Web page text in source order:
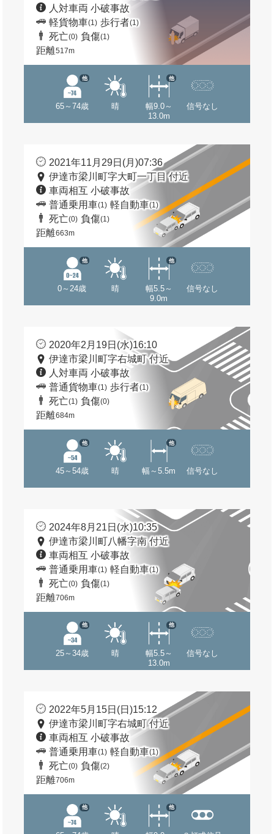
人対車両 小破事故
軽貨物車(1) 歩行者(1)
死亡(0) 負傷(1)
距離517m
65～74歳
他
晴
幅9.0～
13.0m
他
信号なし
2021年11月29日(月)07:36
伊達市梁川町字大町一丁目 付近
車両相互 小破事故
普通乗用車(1) 軽自動車(1)
死亡(0) 負傷(1)
距離663m
0～24歳
他
晴
幅5.5～
9.0m
他
信号なし
2020年2月19日(水)16:10
伊達市梁川町字右城町 付近
人対車両 小破事故
普通貨物車(1) 歩行者(1)
死亡(1) 負傷(0)
距離684m
45～54歳
他
晴 幅～5.5m
他
信号なし
2024年8月21日(水)10:35
伊達市梁川町八幡字南 付近
車両相互 小破事故
普通乗用車(1) 軽自動車(1)
死亡(0) 負傷(1)
距離706m
25～34歳
他
晴
幅5.5～
13.0m
他
信号なし
2022年5月15日(日)15:12
伊達市梁川町字右城町 付近
車両相互 小破事故
普通乗用車(1) 軽自動車(1)
死亡(0) 負傷(2)
距離706m
他 他